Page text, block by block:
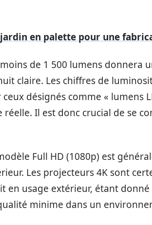
en palette pour une
de 1 500 lumens donnera
claire. Les chiffres de
désignés comme « lumens
Il est donc crucial de se
Full HD (1080p) est
Les projecteurs 4K sont
usage extérieur, étant donné
minime dans un